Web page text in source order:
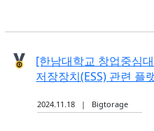
[한남대학교 창업중심
저장장치(ESS) 관련 플
2024.11.18 | Bigtorage